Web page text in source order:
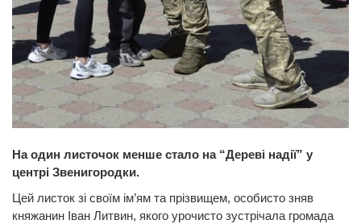
На один листочок менше стало на “Дереві надії” у
центрі Звенигородки.
Цей листок зі своїм ім’ям та прізвищем, особисто зняв
княжанин Іван Литвин, якого урочисто зустрічала громада